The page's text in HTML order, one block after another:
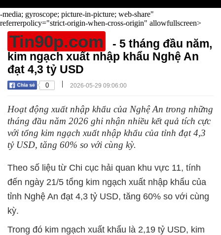
-media; gyroscope; picture-in-picture; web-share"
referrerpolicy="strict-origin-when-cross-origin" allowfullscreen>
Tin90p.com
- 5 tháng đầu năm,
kim ngạch xuất nhập khẩu Nghệ An
đạt 4,3 tỷ USD
0 | 2026-05-29 09:06:00
Hoạt động xuất nhập khẩu của Nghệ An trong những
tháng đầu năm 2026 ghi nhận nhiều kết quả tích cực
với tổng kim ngạch xuất nhập khẩu của tỉnh đạt 4,3
tỷ USD, tăng 60% so với cùng kỳ.
Theo số liệu từ Chi cục hải quan khu vực 11, tính
đến ngày 21/5 tổng kim ngạch xuất nhập khẩu của
tỉnh Nghệ An đạt 4,3 tỷ USD, tăng 60% so với cùng
kỳ.
Trong đó kim ngạch xuất khẩu là 2,19 tỷ USD, kim